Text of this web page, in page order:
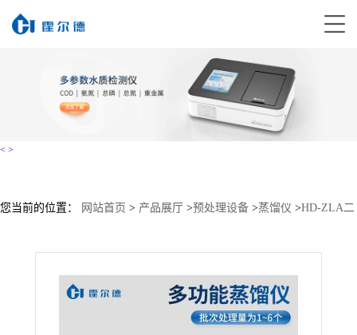
< >
您当前的位置： 网站首页 > 产品展厅 >预处理设备 >蒸馏仪 >HD-ZLA二